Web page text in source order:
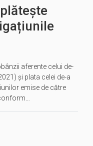
aferente celui de-
și plata celei de-a
emise de către